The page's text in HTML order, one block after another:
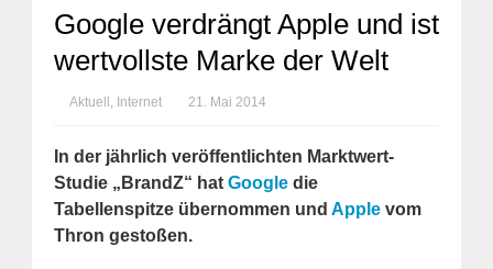
Google verdrängt Apple und ist
wertvollste Marke der Welt
Aktuell , Internet 21. Mai 2014
In der jährlich veröffentlichten Marktwert-
Studie „BrandZ“ hat Google die
Tabellenspitze übernommen und Apple vom
Thron gestoßen.